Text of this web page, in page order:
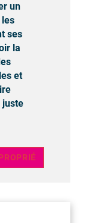
un
ses
la
et
juste